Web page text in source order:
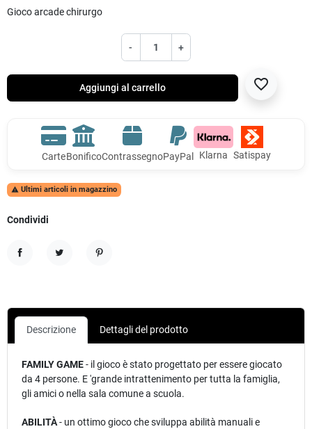
Gioco arcade chirurgo
- +
Aggiungi al carrello favorite_border
CarteBonificoContrassegnoPayPal Klarna Satispay
 Ultimi articoli in magazzino
Condividi
Descrizione Dettagli del prodotto
FAMILYGAME- il gioco è stato progettato per essere giocato
da 4 persone. E 'grande intrattenimento per tutta la famiglia,
gli amici o nella sala comune a scuola.
ABILITÀ- un ottimo gioco che sviluppa abilità manuali e